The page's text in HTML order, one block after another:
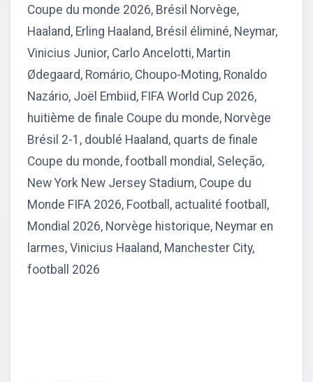
Coupe du monde 2026, Brésil Norvège,
Haaland, Erling Haaland, Brésil éliminé, Neymar,
Vinicius Junior, Carlo Ancelotti, Martin
Ødegaard, Romário, Choupo-Moting, Ronaldo
Nazário, Joël Embiid, FIFA World Cup 2026,
huitième de finale Coupe du monde, Norvège
Brésil 2-1, doublé Haaland, quarts de finale
Coupe du monde, football mondial, Seleção,
New York New Jersey Stadium, Coupe du
Monde FIFA 2026, Football, actualité football,
Mondial 2026, Norvège historique, Neymar en
larmes, Vinicius Haaland, Manchester City,
football 2026